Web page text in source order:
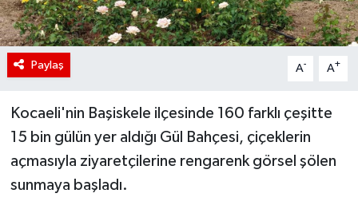
Paylaş A- A+
Kocaeli'nin Başiskele ilçesinde 160 farklı çeşitte
15 bin gülün yer aldığı Gül Bahçesi, çiçeklerin
açmasıyla ziyaretçilerine rengarenk görsel şölen
sunmaya başladı.